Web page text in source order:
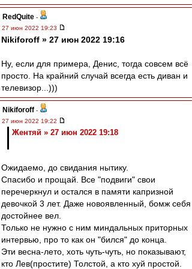
RedQuite -
27 июн 2022 19:23
Nikiforoff » 27 июн 2022 19:16
Ну, если для примера, Денис, тогда совсем всё
просто. На крайний случай всегда есть диван и
телевизор...)))
Nikiforoff -
27 июн 2022 19:22
Жентяй » 27 июн 2022 19:18
Ожидаемо, до свидания нытику.
Спасибо и прощай. Все "подвиги" свои
перечеркнул и остался в памяти капризной
девочкой 3 лет. Даже новоявленный, бомж себя
достойнее вел.
Только не нужно с ним миндальных приторных
интервью, про то как он "бился" до конца.
Эти весна-лето, хоть чуть-чуть, но показывают,
кто Лев(простите) Толстой, а кто хуй простой.